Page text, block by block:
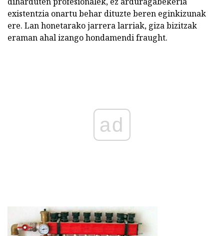
existentzia onartu behar dituzte beren eginkizunak
ere. Lan honetarako jarrera larriak, giza bizitzak
eraman ahal izango hondamendi fraught.
ad